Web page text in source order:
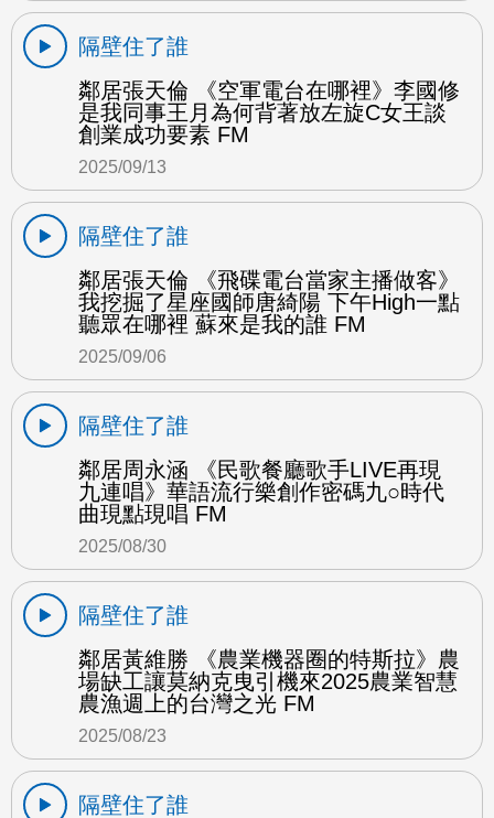
隔壁住了誰
鄰居張天倫 《空軍電台在哪裡》李國修
是我同事王月為何背著放左旋C女王談
創業成功要素 FM
2025/09/13
隔壁住了誰
鄰居張天倫 《飛碟電台當家主播做客》
我挖掘了星座國師唐綺陽 下午High一點
聽眾在哪裡 蘇來是我的誰 FM
2025/09/06
隔壁住了誰
鄰居周永涵 《民歌餐廳歌手LIVE再現
九連唱》華語流行樂創作密碼九○時代
曲現點現唱 FM
2025/08/30
隔壁住了誰
鄰居黃維勝 《農業機器圈的特斯拉》農
場缺工讓莫納克曳引機來2025農業智慧
農漁週上的台灣之光 FM
2025/08/23
隔壁住了誰